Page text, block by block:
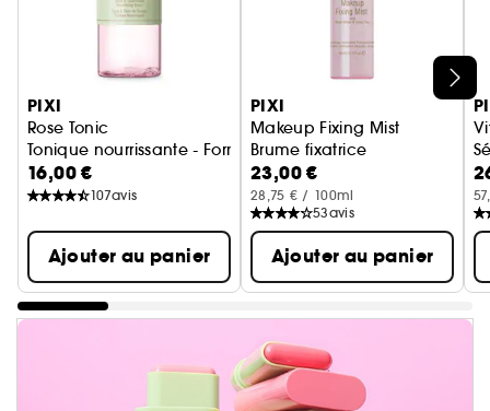
Ignorer le carrousel produits
PIXI
Rose Tonic
Tonique nourrissante - Format voyage
16,00 €
107avis
Ajouter au panier
PIXI
Makeup Fixing Mist
Brume fixatrice
23,00 €
28,75 € / 100ml
53avis
Ajouter au panier